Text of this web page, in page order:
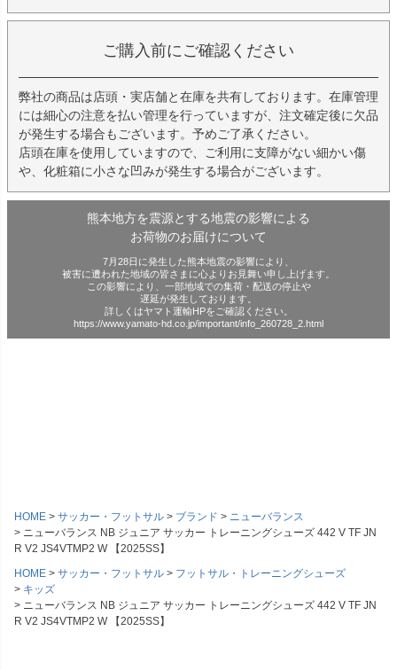
ご購入前にご確認ください
弊社の商品は店頭・実店舗と在庫を共有しております。在庫管理
には細心の注意を払い管理を行っていますが、注文確定後に欠品
が発生する場合もございます。予めご了承ください。
店頭在庫を使用していますので、ご利用に支障がない細かい傷
や、化粧箱に小さな凹みが発生する場合がございます。
熊本地方を震源とする地震の影響による
お荷物のお届けについて
7月28日に発生した熊本地震の影響により、
被害に遭われた地域の皆さまに心よりお見舞い申し上げます。
この影響により、一部地域での集荷・配送の停止や
遅延が発生しております。
詳しくはヤマト運輸HPをご確認ください。
https://www.yamato-hd.co.jp/important/info_260728_2.html
HOME サッカー・フットサル ブランド
ニューバランス
ニューバランス NB ジュニア サッカー トレーニングシューズ 442 V TF JN
R V2 JS4VTMP2 W 【2025SS】
HOME
サッカー・フットサル
フットサル・トレーニングシューズ
キッズ
ニューバランス NB ジュニア サッカー トレーニングシューズ 442 V TF JN
R V2 JS4VTMP2 W 【2025SS】